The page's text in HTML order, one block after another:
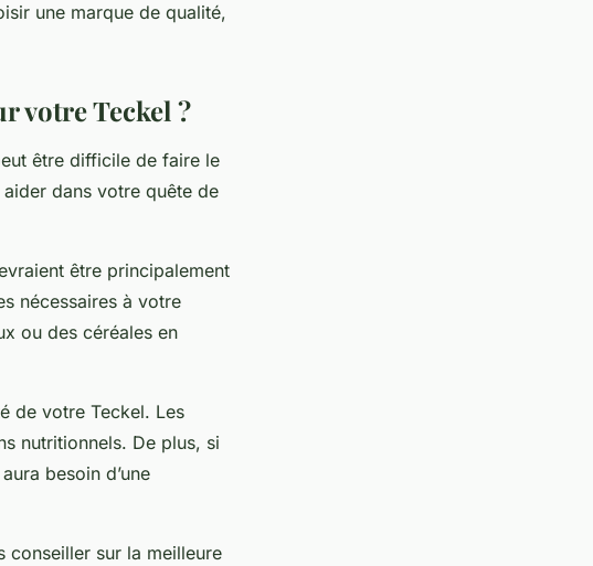
une marque de qualité,
votre Teckel ?
être difficile de faire le
dans votre quête de
être principalement
nécessaires à votre
ou des céréales en
de votre Teckel. Les
nutritionnels. De plus, si
besoin d’une
conseiller sur la meilleure